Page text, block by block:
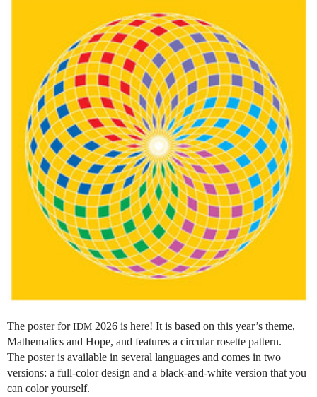
The poster forIDM 2026 is here! It is based on this year’s theme,
Mathematics and Hope, and features a circular rosette pattern.
The poster is available in several languages and comes in two
versions: a full-color design and a black-and-white version that you
can color yourself.